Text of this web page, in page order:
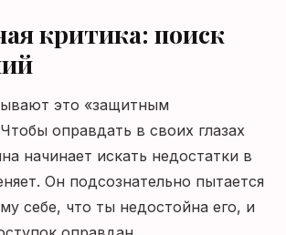
критика: поиск
это «защитным
оправдать в своих глазах
начинает искать недостатки в
Он подсознательно пытается
себе, что ты недостойна его, и